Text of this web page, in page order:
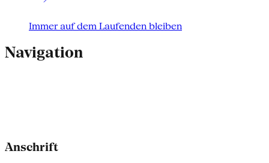
Immer auf dem Laufenden bleiben
Navigation
Anschrift